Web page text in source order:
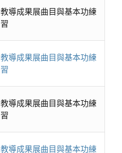
教導成果展曲目與基本功練
習
教導成果展曲目與基本功練
習
教導成果展曲目與基本功練
習
教導成果展曲目與基本功練